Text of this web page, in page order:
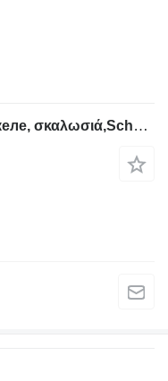
SLV Group Schele SLV Group скеле, σκαλωσιά,Schele,Rusztowanie,Ponteggio,St